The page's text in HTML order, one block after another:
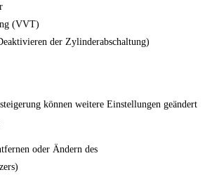
(VVT)
der Zylinderabschaltung)
können weitere Einstellungen geändert
oder Ändern des